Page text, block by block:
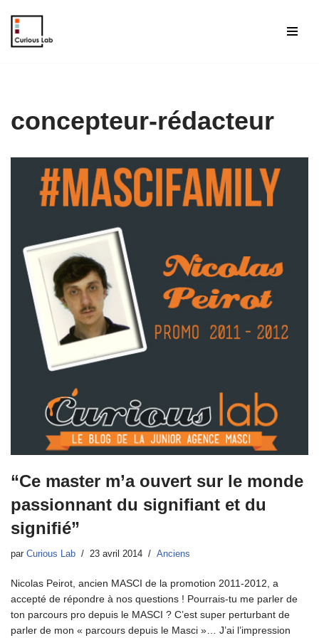
Aller
concepteur-rédacteur
“Ce master m’a ouvert sur le monde
passionnant du signifiant et du
signifié”
par Curious Lab 23 avril 2014 Anciens
Nicolas Peirot, ancien MASCI de la promotion 2011-2012, a
accepté de répondre à nos questions ! Pourrais-tu me parler de
ton parcours pro depuis le MASCI ? C’est super perturbant de
parler de mon « parcours depuis le Masci »… J’ai l’impression